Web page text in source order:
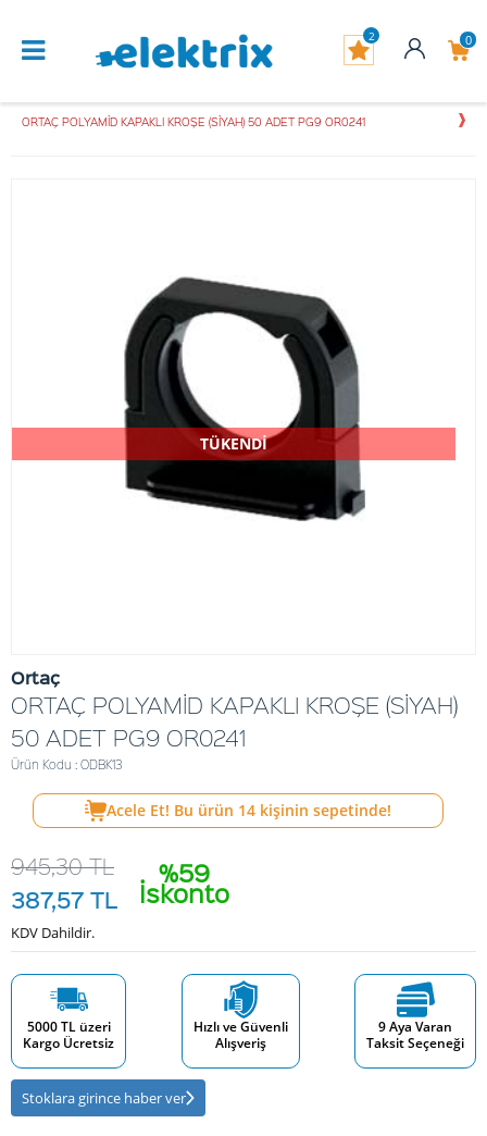
0
2
ORTAÇ POLYAMİD KAPAKLI KROŞE (SİYAH) 50 ADET PG9 OR0241
TÜKENDİ
Ortaç
ORTAÇ POLYAMİD KAPAKLI KROŞE (SİYAH)
50 ADET PG9 OR0241
Ürün Kodu : ODBK13
Acele Et! Bu ürün 14 kişinin sepetinde!
%59
İskonto
945,30TL
387,57 TL
KDV Dahildir.
5000 TL üzeri
Kargo Ücretsiz
Hızlı ve Güvenli
Alışveriş
9 Aya Varan
Taksit Seçeneği
Stoklara girince haber ver